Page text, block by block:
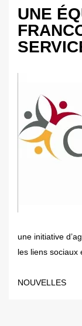
UNE
une initiative
les liens sociaux
NOUVELLES